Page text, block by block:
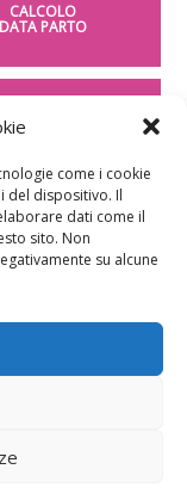
come i cookie
del dispositivo. Il
dati come il
sito. Non
su alcune
CALCOLO
DATA PARTO
CALCOLO
FERTILE